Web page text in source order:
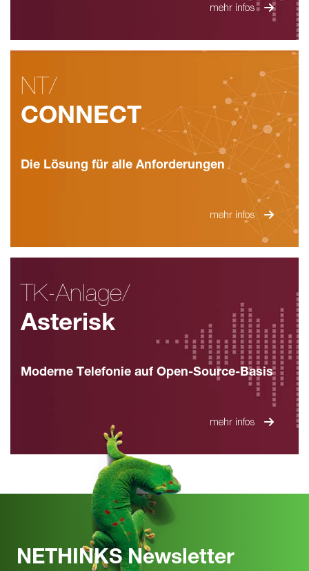
mehr infos
NT/
CONNECT
Die Lösung für alle Anforderungen
mehr infos
TK-Anlage/
Asterisk
Moderne Telefonie auf Open-Source-Basis
mehr infos
NETHINKS Newsletter